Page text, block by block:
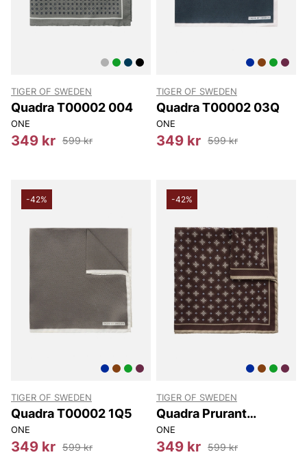
TIGER OF SWEDEN
Quadra T00002 004
ONE
349 kr 599 kr
TIGER OF SWEDEN
Quadra T00002 03Q
ONE
349 kr 599 kr
-42%
TIGER OF SWEDEN
Quadra T00002 1Q5
ONE
349 kr 599 kr
-42%
TIGER OF SWEDEN
Quadra Prurant
T00002 12P
ONE
349 kr 599 kr